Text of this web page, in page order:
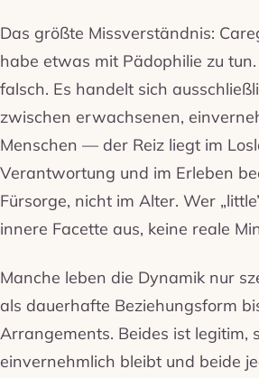
Das größte Missverständnis:
habe etwas mit Pädophilie zu
falsch. Es handelt sich
zwischen erwachsenen,
Menschen — der Reiz liegt im
Verantwortung und im Erleben
Fürsorge, nicht im Alter. Wer
innere Facette aus, keine reale
Manche leben die Dynamik nur
als dauerhafte Beziehungsform
Arrangements. Beides ist legitim,
einvernehmlich bleibt und beide